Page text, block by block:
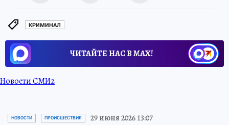
КРИМИНАЛ
ЧИТАЙТЕ НАС В МАХ!
Новости СМИ2
НОВОСТИ ПРОИСШЕСТВИЯ 29 июня 2026 13:07